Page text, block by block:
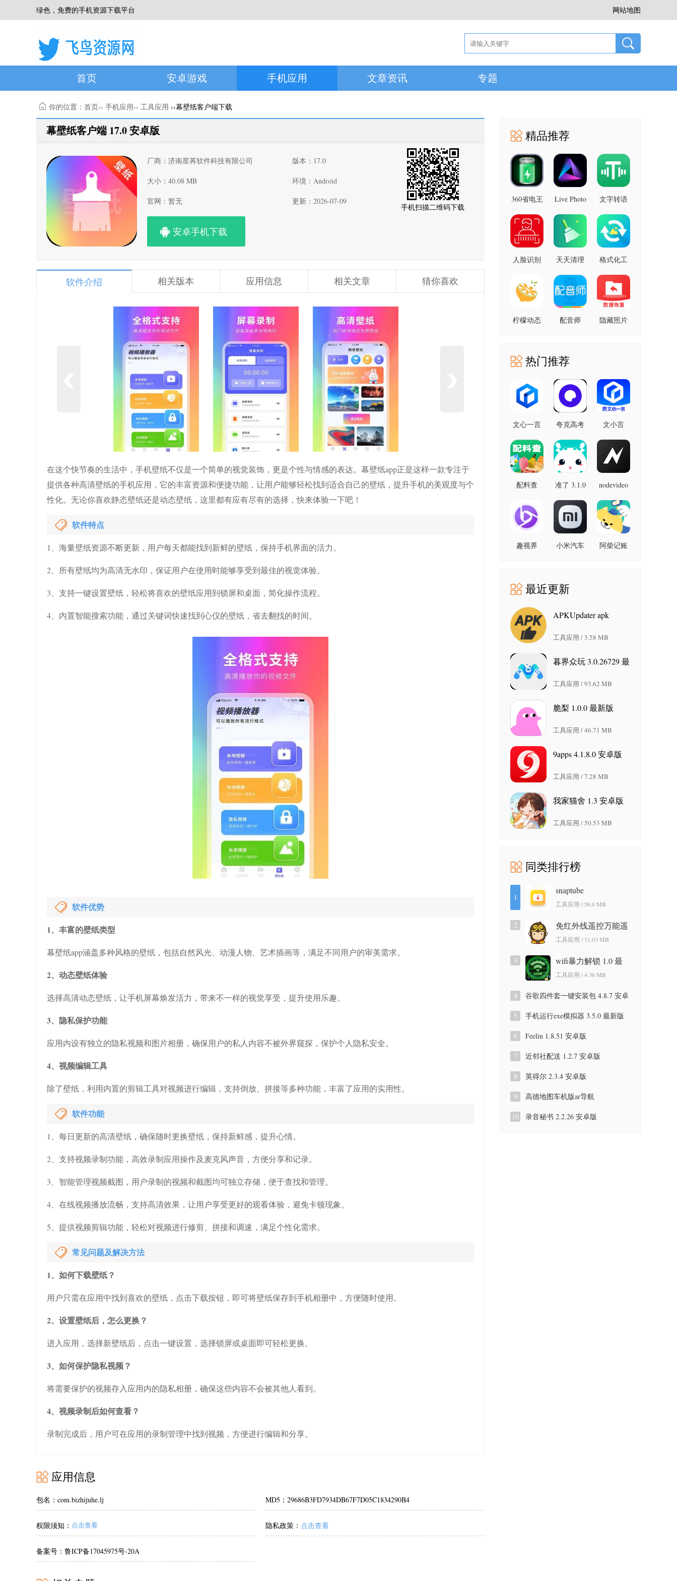
绿色，免费的手机资源下载平台 网站地图
首页 安卓游戏 手机应用 文章资讯 专题
你的位置： 首页›› 手机应用›› 工具应用 ››幕壁纸客户端下载
幕壁纸客户端 17.0 安卓版
安卓手机下载
厂商：济南星苒软件科技有限公司 版本：17.0
大小：40.08 MB 环境：Android
官网：暂无 更新：2026-07-09
手机扫描二维码下载
软件介绍 相关版本 应用信息 相关文章 猜你喜欢
在这个快节奏的生活中，手机壁纸不仅是一个简单的视觉装饰，更是个性与情感的表达。幕壁纸app正是这样一款专注于
提供各种高清壁纸的手机应用，它的丰富资源和便捷功能，让用户能够轻松找到适合自己的壁纸，提升手机的美观度与个
性化。无论你喜欢静态壁纸还是动态壁纸，这里都有应有尽有的选择，快来体验一下吧！
软件特点
1、海量壁纸资源不断更新，用户每天都能找到新鲜的壁纸，保持手机界面的活力。
2、所有壁纸均为高清无水印，保证用户在使用时能够享受到最佳的视觉体验。
3、支持一键设置壁纸，轻松将喜欢的壁纸应用到锁屏和桌面，简化操作流程。
4、内置智能搜索功能，通过关键词快速找到心仪的壁纸，省去翻找的时间。
软件优势
1、丰富的壁纸类型
幕壁纸app涵盖多种风格的壁纸，包括自然风光、动漫人物、艺术插画等，满足不同用户的审美需求。
2、动态壁纸体验
选择高清动态壁纸，让手机屏幕焕发活力，带来不一样的视觉享受，提升使用乐趣。
3、隐私保护功能
应用内设有独立的隐私视频和图片相册，确保用户的私人内容不被外界窥探，保护个人隐私安全。
4、视频编辑工具
除了壁纸，利用内置的剪辑工具对视频进行编辑，支持倒放、拼接等多种功能，丰富了应用的实用性。
软件功能
1、每日更新的高清壁纸，确保随时更换壁纸，保持新鲜感，提升心情。
2、支持视频录制功能，高效录制应用操作及麦克风声音，方便分享和记录。
3、智能管理视频截图，用户录制的视频和截图均可独立存储，便于查找和管理。
4、在线视频播放流畅，支持高清效果，让用户享受更好的观看体验，避免卡顿现象。
5、提供视频剪辑功能，轻松对视频进行修剪、拼接和调速，满足个性化需求。
常见问题及解决方法
1、如何下载壁纸？
用户只需在应用中找到喜欢的壁纸，点击下载按钮，即可将壁纸保存到手机相册中，方便随时使用。
2、设置壁纸后，怎么更换？
进入应用，选择新壁纸后，点击一键设置，选择锁屏或桌面即可轻松更换。
3、如何保护隐私视频？
将需要保护的视频存入应用内的隐私相册，确保这些内容不会被其他人看到。
4、视频录制后如何查看？
录制完成后，用户可在应用的录制管理中找到视频，方便进行编辑和分享。
应用信息
包名：com.bizhijuhe.lj MD5：29686B3FD7934DB67F7D05C1834290B4
权限须知： 点击查看 隐私政策： 点击查看
备案号：鲁ICP备17045975号-20A
精品推荐
360省电王
版
Live Photo
文字转语
卓版
人脸识别
卓版
天天清理
格式化工
柠檬动态
配音师
隐藏照片
热门推荐
文心一言
5.16.0.10
最新版
夸克高考
最新版
文小言
配料查
版
准了 3.1.0
nodevideo
版
趣视界
小米汽车
阿柴记账
最近更新
APKUpdater apk
工具应用 / 3.58 MB
暮界众玩 3.0.26729 最
工具应用 / 93.62 MB
脆梨 1.0.0 最新版
工具应用 / 46.71 MB
9apps 4.1.8.0 安卓版
工具应用 / 7.28 MB
我家猫舍 1.3 安卓版
工具应用 / 50.53 MB
同类排行榜
1
snaptube
7.64.1.76402001 安卓
工具应用 / 56.6 MB
2
免红外线遥控万能遥
控app 3.9.8.420 安卓
工具应用 / 31.03 MB
3
wifi暴力解锁 1.0 最
新版
工具应用 / 4.36 MB
4
谷歌四件套一键安装包 4.8.7 安卓
5
手机运行exe模拟器 3.5.0 最新版
6 Feelin 1.8.51 安卓版
7 近邻社配送 1.2.7 安卓版
8 英得尔 2.3.4 安卓版
9
高德地图车机版ar导航
10
录音秘书 2.2.26 安卓版